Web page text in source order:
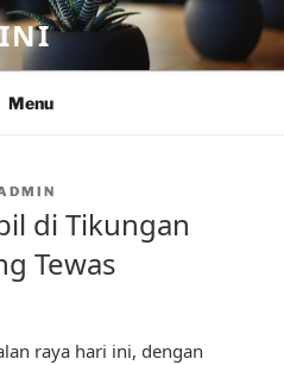
INI
Menu
di Tikungan
Tewas
raya hari ini, dengan